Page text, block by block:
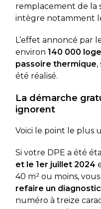
remplacement de la
intègre notamment
L’effet annoncé par
environ 140 000
passoire thermique,
été réalisé.
La démarche
ignorent
Voici le point le plus
Si votre DPE a été
et le 1er juillet 2024
40 m² ou moins, vous
refaire un diagnostic
numéro à treize